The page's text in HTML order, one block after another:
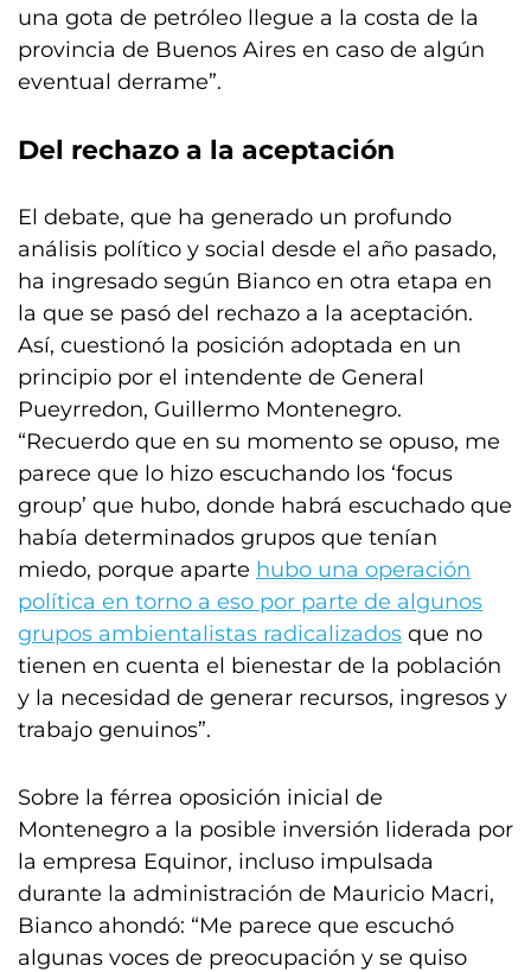
una gota de petróleo llegue a la costa de la
provincia de Buenos Aires en caso de algún
eventual derrame”.
Del rechazo a la aceptación
El debate, que ha generado un profundo
análisis político y social desde el año pasado,
ha ingresado según Bianco en otra etapa en
la que se pasó del rechazo a la aceptación.
Así, cuestionó la posición adoptada en un
principio por el intendente de General
Pueyrredon, Guillermo Montenegro.
“Recuerdo que en su momento se opuso, me
parece que lo hizo escuchando los ‘focus
group’ que hubo, donde habrá escuchado que
había determinados grupos que tenían
miedo, porque aparte hubo una operación
política en torno a eso por parte de algunos
grupos ambientalistas radicalizados que no
tienen en cuenta el bienestar de la población
y la necesidad de generar recursos, ingresos y
trabajo genuinos”.
Sobre la férrea oposición inicial de
Montenegro a la posible inversión liderada por
la empresa Equinor, incluso impulsada
durante la administración de Mauricio Macri,
Bianco ahondó: “Me parece que escuchó
algunas voces de preocupación y se quiso